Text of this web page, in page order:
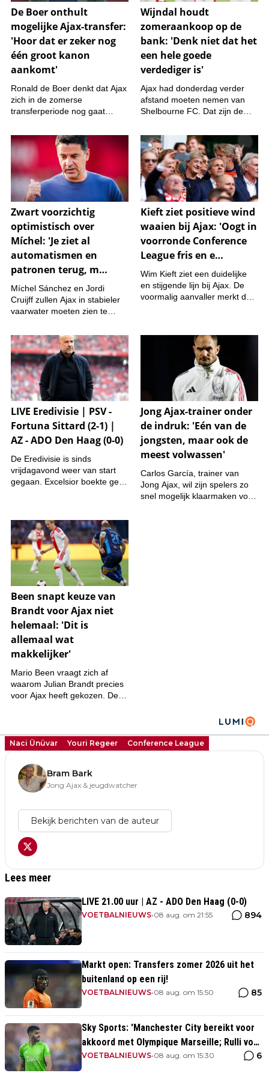
Naci Ünüvar Youri Regeer Conference League
Bram Bark
Jong Ajax & jeugdwatcher
Bekijk berichten van de auteur
Lees meer
LIVE 21.00 uur | AZ - ADO Den Haag (0-0)
VOETBALNIEUWS•08 aug. om 21:55 894
Markt open: Transfers zomer 2026 uit het
buitenland op een rij!
VOETBALNIEUWS•08 aug. om 15:50 85
Sky Sports: 'Manchester City bereikt voor
akkoord met Olympique Marseille; Rulli voor
twee miljoen naar Engeland'
VOETBALNIEUWS•08 aug. om 15:30 6